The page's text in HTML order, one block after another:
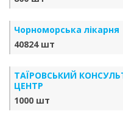
Чорноморська лікарня
40824 шт
ТАЇРОВСЬКИЙ
ЦЕНТР
1000 шт